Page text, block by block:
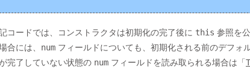
コードでは、コンストラクタは初期化の完了後に this 参照を
合には、 num フィールドについても、初期化される前のデフォ
完了していない状態の num フィールドを読み取られる場合は「